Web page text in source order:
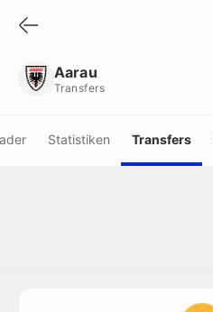
Aarau
Transfers
Statistiken Transfers